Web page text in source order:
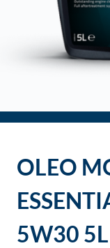
OLEO
5W30 5L